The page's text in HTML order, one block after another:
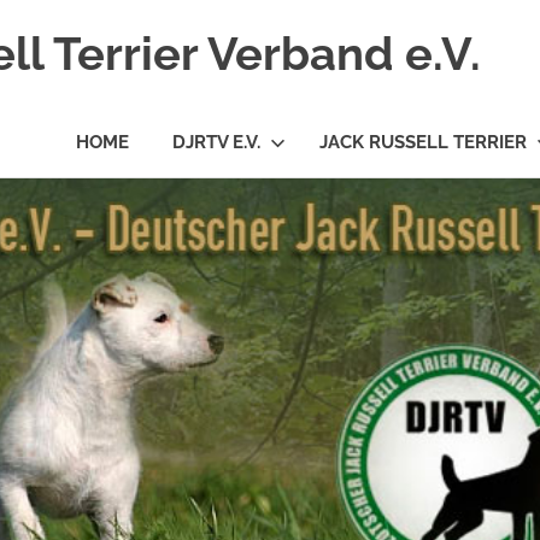
Terrier Verband e.V.
HOME DJRTV E.V. JACK RUSSELL TERRIER